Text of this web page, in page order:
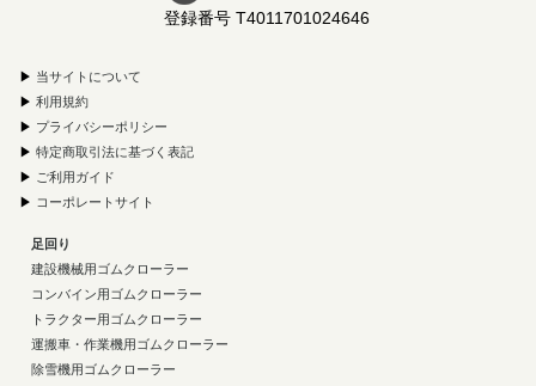
登録番号 T4011701024646
▶ 当サイトについて
▶ 利用規約
▶ プライバシーポリシー
▶ 特定商取引法に基づく表記
▶ ご利用ガイド
▶ コーポレートサイト
足回り
建設機械用ゴムクローラー
コンバイン用ゴムクローラー
トラクター用ゴムクローラー
運搬車・作業機用ゴムクローラー
除雪機用ゴムクローラー